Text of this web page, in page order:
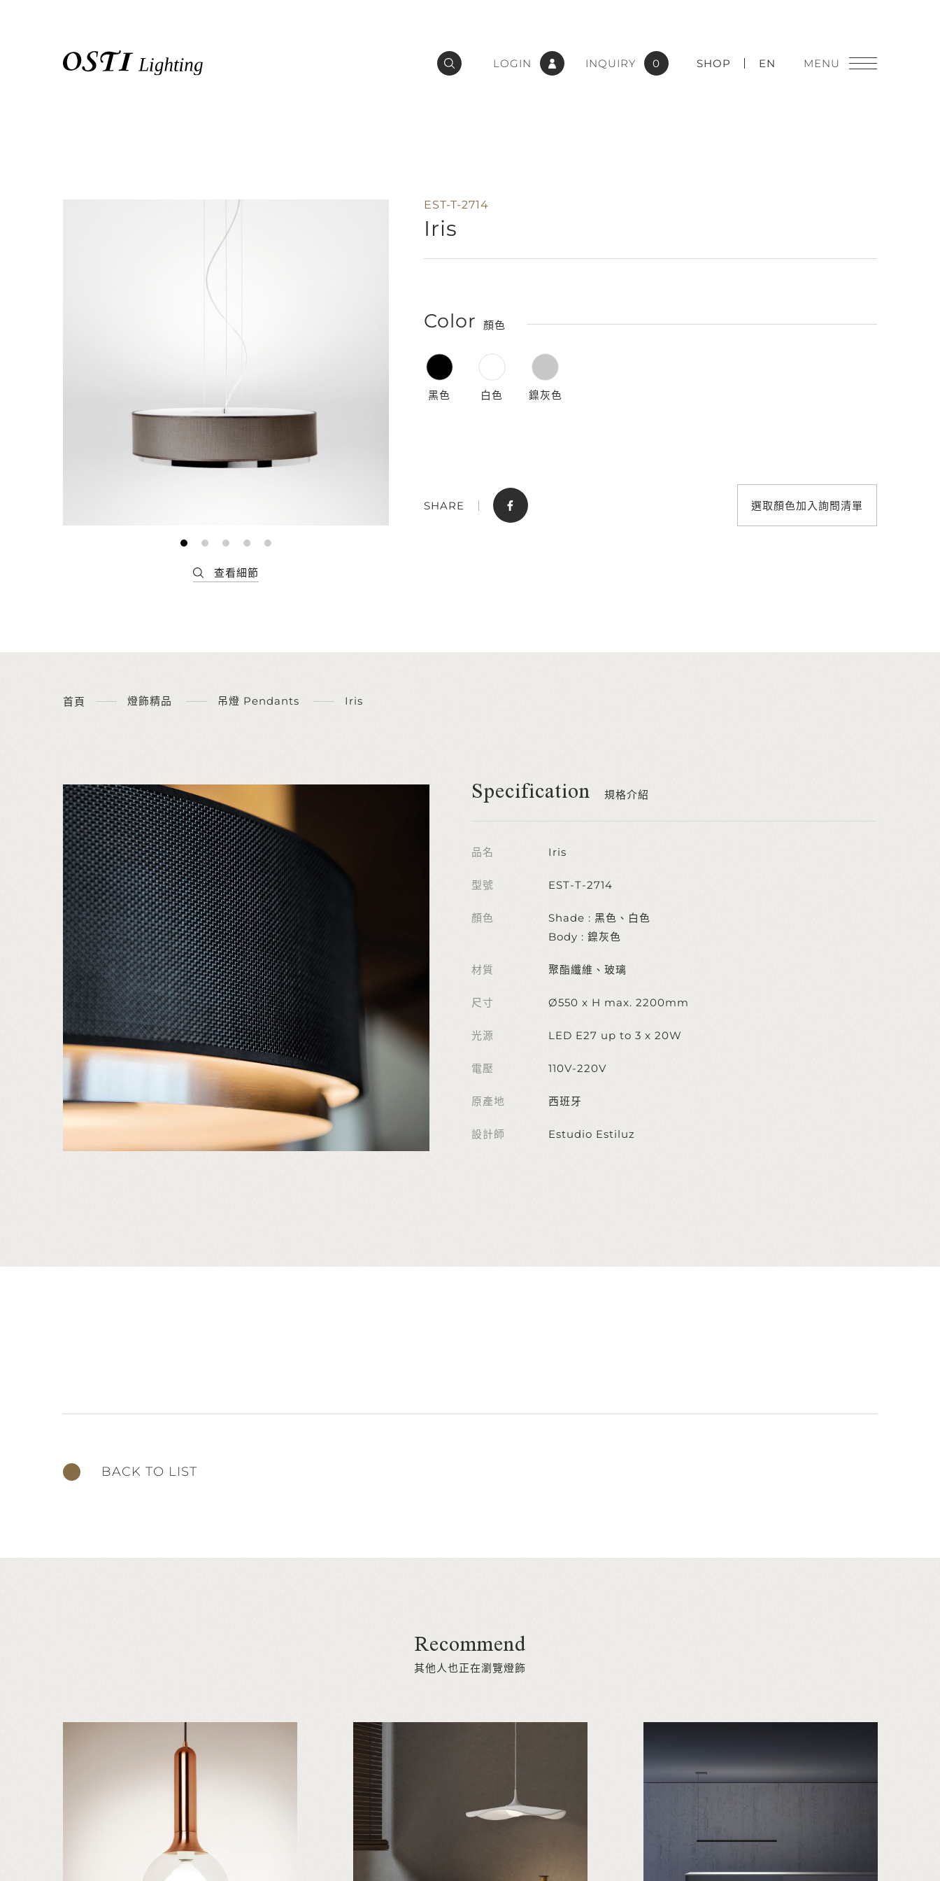
品牌介紹
最新消息
會員專區 常見問題
LOGIN INQUIRY 0 SHOP EN
EST-T-2714
Iris
Color 顏色
黑色 白色 鎳灰色
選取顏色加入詢問清單
SHARE
首頁 燈飾精品 吊燈 Pendants Iris
Specification 規格介紹
品名 Iris
型號 EST-T-2714
顏色
Shade : 黑色、白色
Body : 鎳灰色
材質 聚酯纖維、玻璃
尺寸 Ø550 x H max. 2200mm
光源 LED E27 up to 3 x 20W
電壓 110V-220V
原產地 西班牙
設計師 Estudio Estiluz
BACK TO LIST
Recommend
其他人也正在瀏覽燈飾